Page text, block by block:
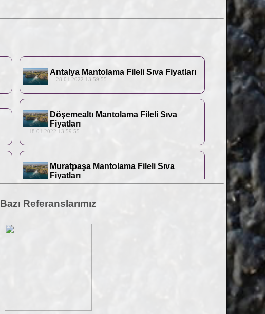
Antalya Mantolama Fileli Sıva Fiyatları
28.01.2022 13:59:55
Döşemealtı Mantolama Fileli Sıva
Fiyatları
18.01.2022 13:59:55
Muratpaşa Mantolama Fileli Sıva
Fiyatları
15.01.2022 13:59:55
Kumluca Mantolama Fileli Sıva Fiyatları
Bazı Referanslarımız